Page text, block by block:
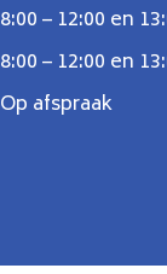
8:00 – 12:00 en
8:00 – 12:00 en
Op afspraak